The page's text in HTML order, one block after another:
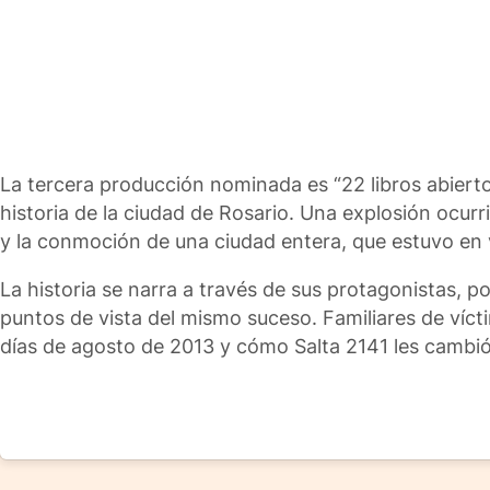
La tercera producción nominada es “22 libros
historia de la ciudad de Rosario. Una explosión
y la conmoción de una ciudad entera, que estuvo
La historia se narra a través de sus protagonistas,
puntos de vista del mismo suceso. Familiares de
días de agosto de 2013 y cómo Salta 2141 les